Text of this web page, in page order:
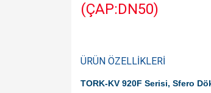
(ÇAP:DN50)
ÜRÜN ÖZELLİKLERİ
TORK-KV 920F Serisi, Sfero